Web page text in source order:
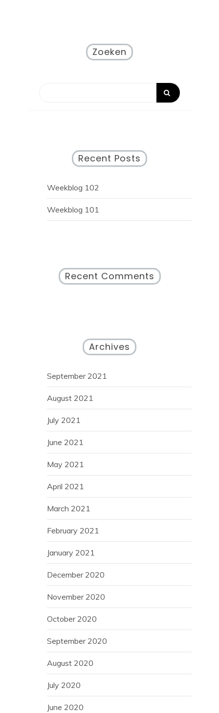
Zoeken
Recent Posts
Weekblog 102
Weekblog 101
Recent Comments
Archives
September 2021
August 2021
July 2021
June 2021
May 2021
April 2021
March 2021
February 2021
January 2021
December 2020
November 2020
October 2020
September 2020
August 2020
July 2020
June 2020